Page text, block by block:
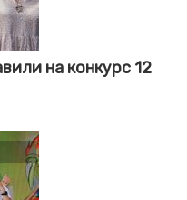
на конкурс 12